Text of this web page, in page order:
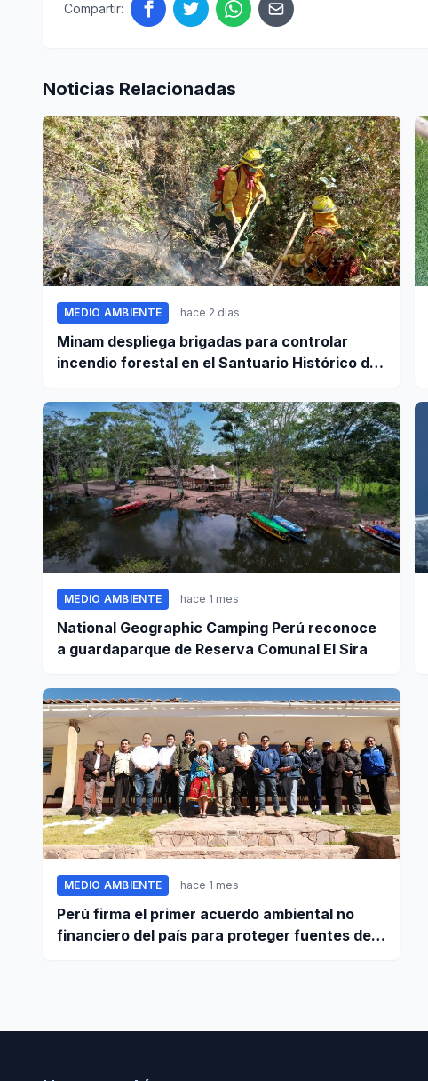
Compartir:
Noticias Relacionadas
MEDIO AMBIENTE hace 2 días
Minam despliega brigadas para controlar
incendio forestal en el Santuario Histórico de
MEDIO AMBIENTE hace 1 mes
National Geographic Camping Perú reconoce
a guardaparque de Reserva Comunal El Sira
MEDIO AMBIENTE hace 1 mes
Perú firma el primer acuerdo ambiental no
financiero del país para proteger fuentes de